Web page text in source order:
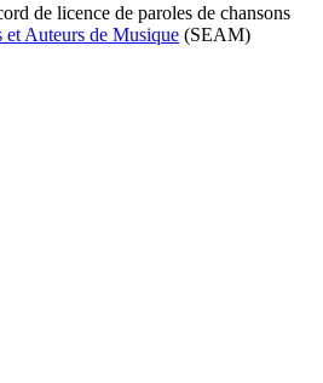
de licence de paroles de chansons
et Auteurs de Musique (SEAM)